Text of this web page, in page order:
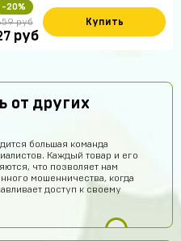
-20%
руб
руб
Купить
от других
большая команда
Каждый товар и его
что позволяет нам
мошенничества, когда
доступ к своему